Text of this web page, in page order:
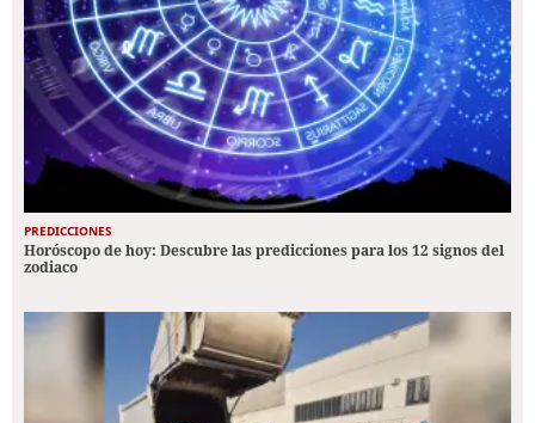
PREDICCIONES
Horóscopo de hoy: Descubre las predicciones para los 12 signos del
zodiaco